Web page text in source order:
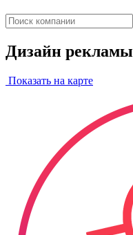
Дизайн рекламы
Показать на карте